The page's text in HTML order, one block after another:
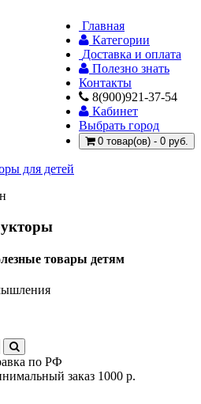
Главная
Категории
Доставка и оплата
Полезно знать
Контакты
8(900)921-37-54
Кабинет
Выбрать город
0 товар(ов) - 0 руб.
товары детям
по РФ
заказ 1000 р.